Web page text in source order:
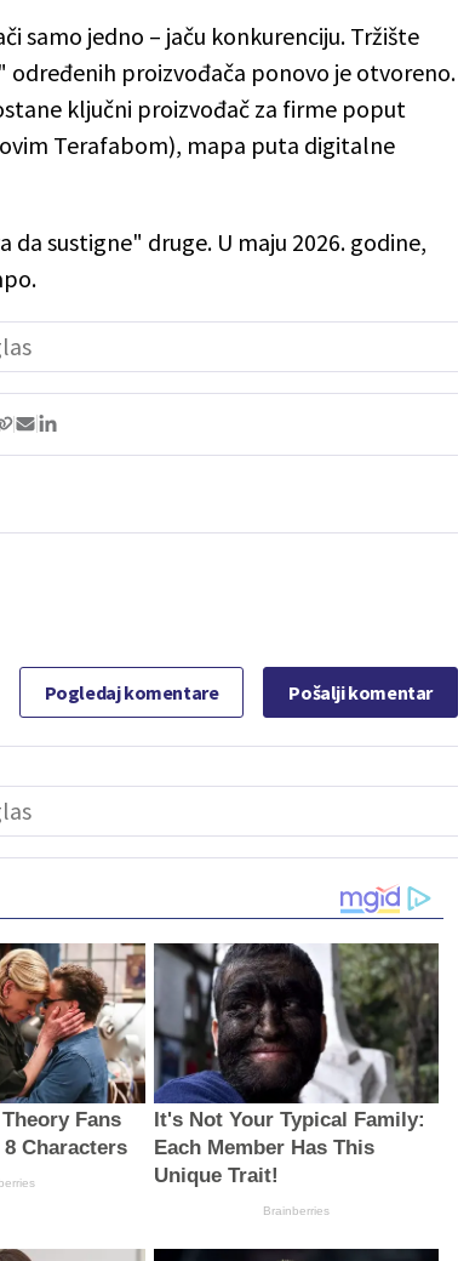
samo jedno – jaču konkurenciju. Tržište
proizvođača ponovo je otvoreno.
ključni proizvođač za firme poput
Terafabom), mapa puta digitalne
sustigne" druge. U maju 2026. godine,
Pogledaj komentare Pošalji komentar
Fans
8 Characters
It's Not Your Typical Family:
Each Member Has This
Unique Trait!
Brainberries